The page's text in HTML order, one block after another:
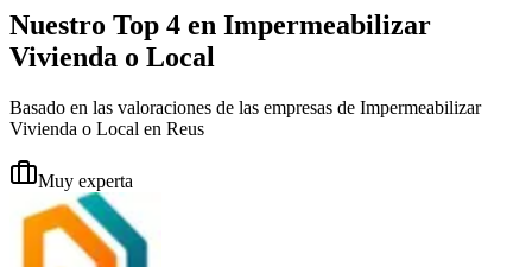
Nuestro Top 4 en Impermeabilizar
Vivienda o Local
Basado en las valoraciones de las empresas de Impermeabilizar
Vivienda o Local en Reus
Muy experta